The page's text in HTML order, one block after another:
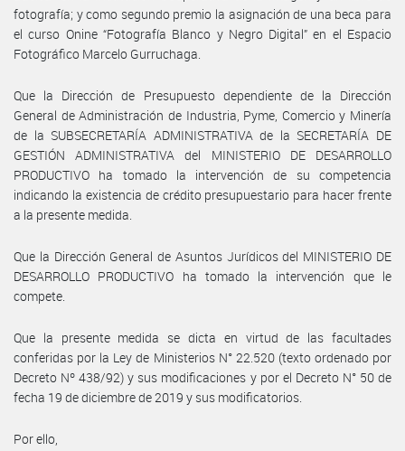
fotografía; y como segundo premio la asignación de una beca para
el curso Onine “Fotografía Blanco y Negro Digital” en el Espacio
Fotográfico Marcelo Gurruchaga.
Que la Dirección de Presupuesto dependiente de la Dirección
General de Administración de Industria, Pyme, Comercio y Minería
de la SUBSECRETARÍA ADMINISTRATIVA de la SECRETARÍA DE
GESTIÓN ADMINISTRATIVA del MINISTERIO DE DESARROLLO
PRODUCTIVO ha tomado la intervención de su competencia
indicando la existencia de crédito presupuestario para hacer frente
a la presente medida.
Que la Dirección General de Asuntos Jurídicos del MINISTERIO DE
DESARROLLO PRODUCTIVO ha tomado la intervención que le
compete.
Que la presente medida se dicta en virtud de las facultades
conferidas por la Ley de Ministerios N° 22.520 (texto ordenado por
Decreto Nº 438/92) y sus modificaciones y por el Decreto N° 50 de
fecha 19 de diciembre de 2019 y sus modificatorios.
Por ello,